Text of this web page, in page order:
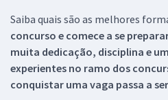
Saiba quais são as melhores
concurso e comece a se
muita dedicação, disciplina e
experientes no ramo dos
conquistar uma vaga passa a